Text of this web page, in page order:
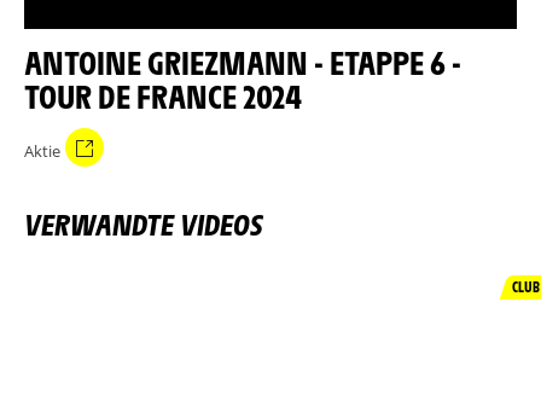
ANTOINE GRIEZMANN - ETAPPE 6 -
TOUR DE FRANCE 2024
Aktie
VERWANDTE VIDEOS
CLUB